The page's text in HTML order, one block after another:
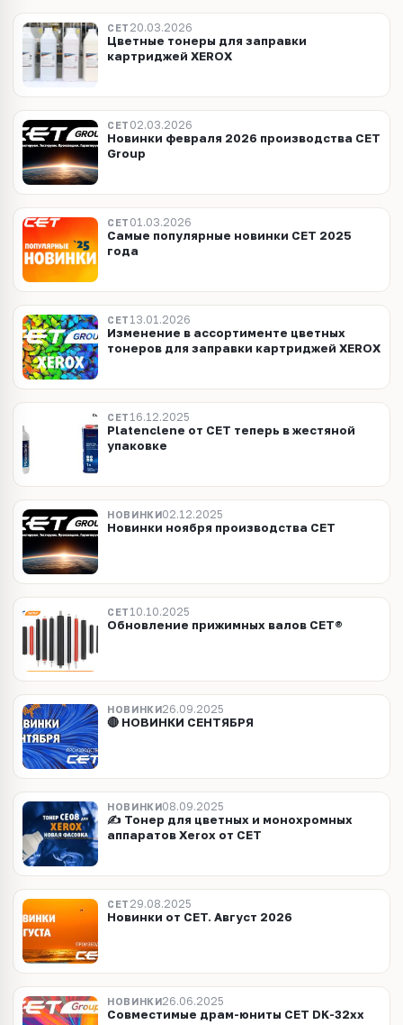
CET 20.03.2026
Цветные тонеры для заправки
картриджей XEROX
CET 02.03.2026
Новинки февраля 2026 производства CET
Group
CET 01.03.2026
Самые популярные новинки CET 2025
года
CET 13.01.2026
Изменение в ассортименте цветных
тонеров для заправки картриджей XEROX
CET 16.12.2025
Platenclene от CET теперь в жестяной
упаковке
НОВИНКИ02.12.2025
Новинки ноября производства СЕТ
CET 10.10.2025
Обновление прижимных валов CET®
НОВИНКИ26.09.2025
🔴 НОВИНКИ СЕНТЯБРЯ
НОВИНКИ08.09.2025
✍️ Тонер для цветных и монохромных
аппаратов Xerox от CET
CET 29.08.2025
Новинки от CET. Август 2026
НОВИНКИ26.06.2025
Совместимые драм-юниты CET DK-32xx